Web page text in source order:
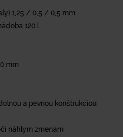
1,25 / 0,5 / 0,5 mm
120 l
mm
a pevnou konštrukciou
náhlym zmenám